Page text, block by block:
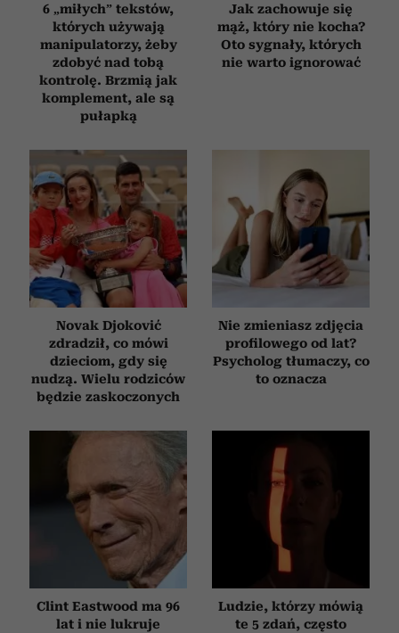
6 „miłych” tekstów,
których używają
manipulatorzy, żeby
zdobyć nad tobą
kontrolę. Brzmią jak
komplement, ale są
pułapką
Jak zachowuje się
mąż, który nie kocha?
Oto sygnały, których
nie warto ignorować
Novak Djoković
zdradził, co mówi
dzieciom, gdy się
nudzą. Wielu rodziców
będzie zaskoczonych
Nie zmieniasz zdjęcia
profilowego od lat?
Psycholog tłumaczy, co
to oznacza
Clint Eastwood ma 96
lat i nie lukruje
Ludzie, którzy mówią
te 5 zdań, często